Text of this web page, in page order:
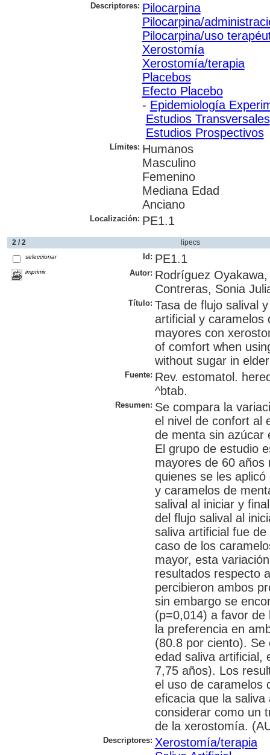
Descriptores: Pilocarpina
Pilocarpina/
Pilocarpina/uso
Xerostomía
Xerostomía/terapia
Placebos
Efecto Placebo
- Epidemiología
Estudios Transversales
Estudios Prospectivos
Límites: Humanos
Masculino
Femenino
Mediana Edad
Anciano
Localización: PE1.1
2 / 2 lipecs
seleccionar
imprimir
Id: PE1.1
Autor: Rodríguez
Contreras, Sonia
Título: Tasa de flujo salival
artificial y caramelos
mayores con
of comfort when
without sugar in
Fuente: Rev. estomatol.
^btab.
Resumen: Se compara la
el nivel de confort al
de menta sin azúcar
El grupo de estudio
mayores de 60 años
quienes se les
y caramelos de
salival al iniciar y
del flujo salival al
saliva artificial fue
caso de los
mayor, esta
resultados respecto
percibieron ambos
sin embargo se
(p=0,014) a favor de
la preferencia en
(80.8 por ciento).
edad saliva artificial,
7,75 años). Los
el uso de caramelos
eficacia que la
considerar como un
de la xerostomía.
Descriptores: Xerostomía/terapia